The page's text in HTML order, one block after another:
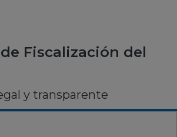
Fiscalización del
y transparente